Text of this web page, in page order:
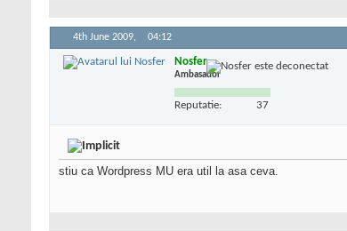
4th June 2009, 04:12
Nosfer
Ambasador
Reputatie: 37
stiu ca Wordpress MU era util la asa ceva.